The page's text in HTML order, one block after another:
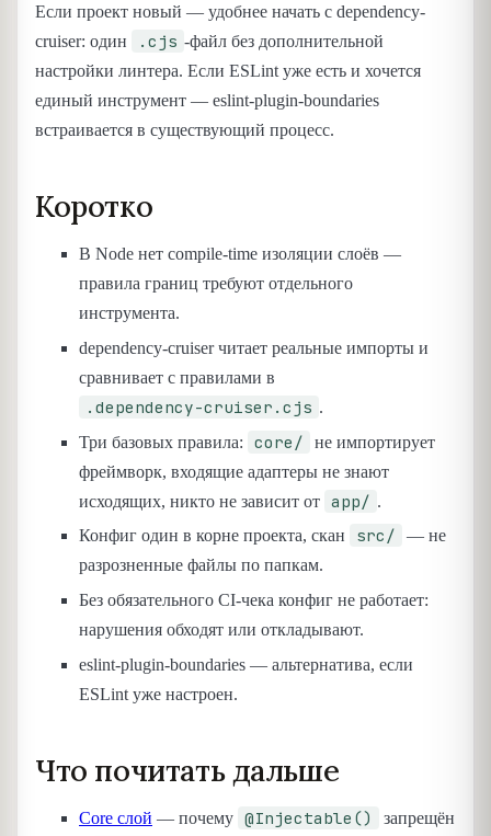
Если проект новый — удобнее начать с dependency-
cruiser: один
.cjs -файл без дополнительной
настройки линтера. Если ESLint уже есть и хочется
единый инструмент — eslint-plugin-boundaries
встраивается в существующий процесс.
Коротко
В Node нет compile-time изоляции слоёв —
правила границ требуют отдельного
инструмента.
dependency-cruiser читает реальные импорты и
сравнивает с правилами в
.dependency-cruiser.cjs .
Три базовых правила:
core/
не импортирует
фреймворк, входящие адаптеры не знают
исходящих, никто не зависит от app/ .
Конфиг один в корне проекта, скан
src/
— не
разрозненные файлы по папкам.
Без обязательного CI-чека конфиг не работает:
нарушения обходят или откладывают.
eslint-plugin-boundaries — альтернатива, если
ESLint уже настроен.
Что почитать дальше
Core слой — почему @Injectable()
запрещён